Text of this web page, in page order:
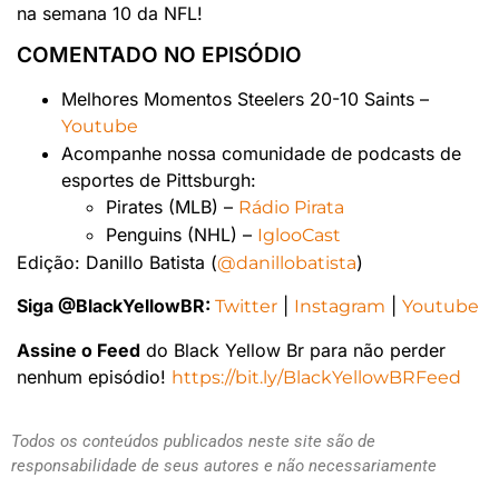
na semana 10 da NFL!
COMENTADO NO EPISÓDIO
Melhores Momentos Steelers 20-10 Saints –
Youtube
Acompanhe nossa comunidade de podcasts de
esportes de Pittsburgh:
Pirates (MLB) – Rádio Pirata
Penguins (NHL) – IglooCast
Edição: Danillo Batista (@danillobatista)
Siga @BlackYellowBR: Twitter Instagram Youtube
Assine o Feed do Black Yellow Br para não perder
nenhum episódio! https://bit.ly/BlackYellowBRFeed
Todos os conteúdos publicados neste site são de
responsabilidade de seus autores e não necessariamente